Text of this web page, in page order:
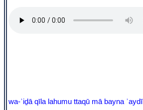
wa-ʾiḏā qīla lahumu ttaqū mā bayna